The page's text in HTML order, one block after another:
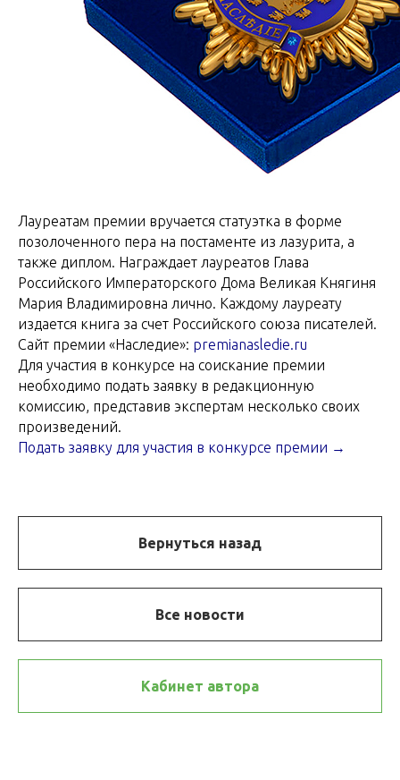
Лауреатам премии вручается статуэтка в форме
позолоченного пера на постаменте из лазурита, а
также диплом. Награждает лауреатов Глава
Российского Императорского Дома Великая Княгиня
Мария Владимировна лично. Каждому лауреату
издается книга за счет Российского союза писателей.
Сайт премии «Наследие»: premianasledie.ru
Для участия в конкурсе на соискание премии
необходимо подать заявку в редакционную
комиссию, представив экспертам несколько своих
произведений.
Подать заявку для участия в конкурсе премии →
Вернуться назад
Все новости
Кабинет автора